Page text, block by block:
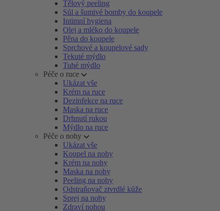
Tělový peeling
Sůl a šumivé bomby do koupele
Intimní hygiena
Olej a mléko do koupele
Pěna do koupele
Sprchové a koupelové sady
Tekuté mýdlo
Tuhé mýdlo
Péče o ruce
Ukázat vše
Krém na ruce
Dezinfekce na ruce
Maska na ruce
Drhnutí rukou
Mýdlo na ruce
Péče o nohy
Ukázat vše
Koupel na nohy
Krém na nohy
Maska na nohy
Peeling na nohy
Odstraňovač ztvrdlé kůže
Sprej na nohy
Zdraví nohou